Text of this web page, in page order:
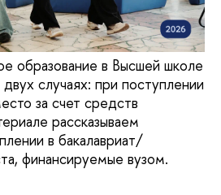
образование в Высшей школе
случаях: при поступлении
за счет средств
рассказываем
в бакалавриат/
финансируемые вузом.